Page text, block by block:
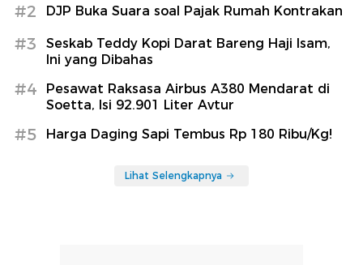
#2 DJP Buka Suara soal Pajak Rumah Kontrakan
#3
Seskab Teddy Kopi Darat Bareng Haji Isam,
Ini yang Dibahas
#4
Pesawat Raksasa Airbus A380 Mendarat di
Soetta, Isi 92.901 Liter Avtur
#5 Harga Daging Sapi Tembus Rp 180 Ribu/Kg!
Lihat Selengkapnya